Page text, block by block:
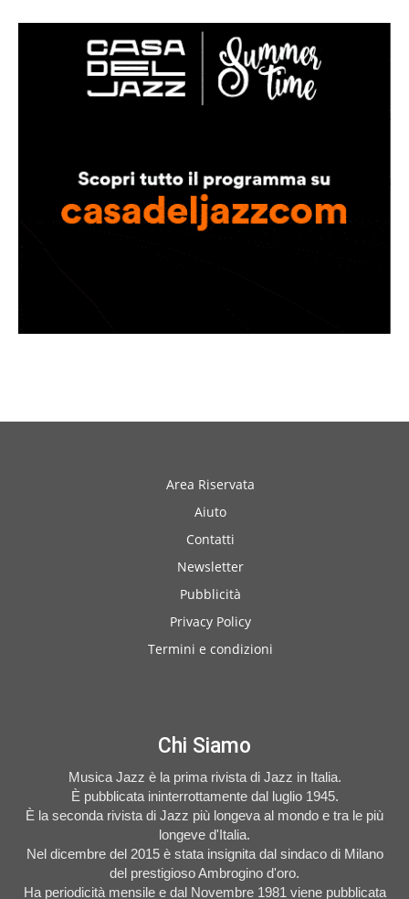
Area Riservata
Aiuto
Contatti
Newsletter
Pubblicità
Privacy Policy
Termini e condizioni
Chi Siamo
Musica Jazz è la prima rivista di Jazz in Italia.
È pubblicata ininterrottamente dal luglio 1945.
È la seconda rivista di Jazz più longeva al mondo e tra le più
longeve d'Italia.
Nel dicembre del 2015 è stata insignita dal sindaco di Milano
del prestigioso Ambrogino d'oro.
Ha periodicità mensile e dal Novembre 1981 viene pubblicata